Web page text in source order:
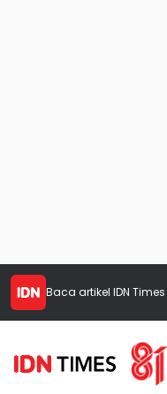
Baca artikel IDN Times